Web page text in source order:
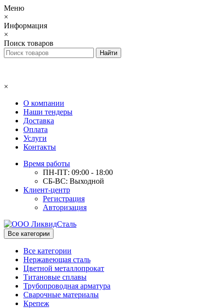
Меню
×
Информация
×
Поиск товаров
×
О компании
Наши тендеры
Доставка
Оплата
Услуги
Контакты
Время работы
ПН-ПТ: 09:00 - 18:00
СБ-ВС: Выходной
Клиент-центр
Регистрация
Авторизация
Все категории
Все категории
Нержавеющая сталь
Цветной металлопрокат
Титановые сплавы
Трубопроводная арматура
Сварочные материалы
Крепеж